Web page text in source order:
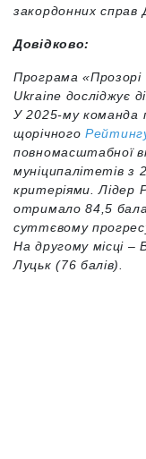
закордонних справ
Довідково:
Програма
Ukraine досліджує
У 2025-му команда
щорічного
повномасштабної
муніципалітетів з
критеріями. Лідер
отримало 84,5
суттєвому
На другому місці
Луцьк (76 балів).